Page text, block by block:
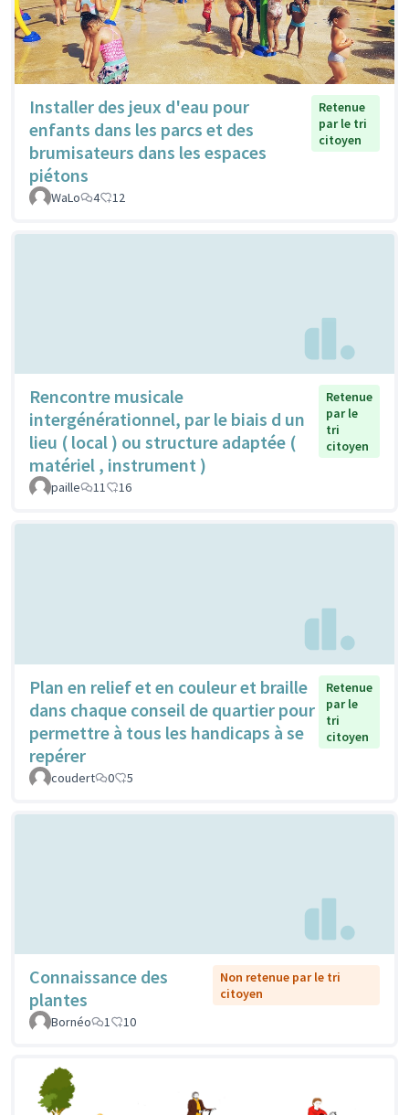
Installer des jeux d'eau pour
enfants dans les parcs et des
brumisateurs dans les espaces
piétons
Retenue
par le tri
citoyen
WaLo 4 12
Rencontre musicale
intergénérationnel, par le biais d un
lieu ( local ) ou structure adaptée (
matériel , instrument )
Retenue
par le
tri
citoyen
paille 11 16
Plan en relief et en couleur et braille
dans chaque conseil de quartier pour
permettre à tous les handicaps à se
repérer
Retenue
par le
tri
citoyen
coudert 0 5
Connaissance des
plantes
Non retenue par le tri
citoyen
Bornéo
1 10